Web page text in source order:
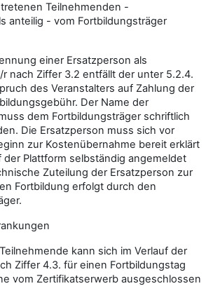
Teilnehmenden -
anteilig - vom Fortbildungsträger
einer Ersatzperson als
nach Ziffer 3.2 entfällt der unter 5.2.4.
des Veranstalters auf Zahlung der
Der Name der
dem Fortbildungsträger schriftlich
Die Ersatzperson muss sich vor
zur Kostenübernahme bereit erklärt
der Plattform selbständig angemeldet
Zuteilung der Ersatzperson zur
Fortbildung erfolgt durch den
kann sich im Verlauf der
Ziffer 4.3. für einen Fortbildungstag
vom Zertifikatserwerb ausgeschlossen